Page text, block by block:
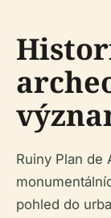
Ruiny Plan de
pohled do